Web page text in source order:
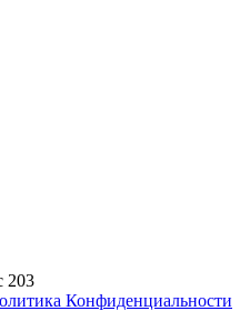
203
Конфиденциальности